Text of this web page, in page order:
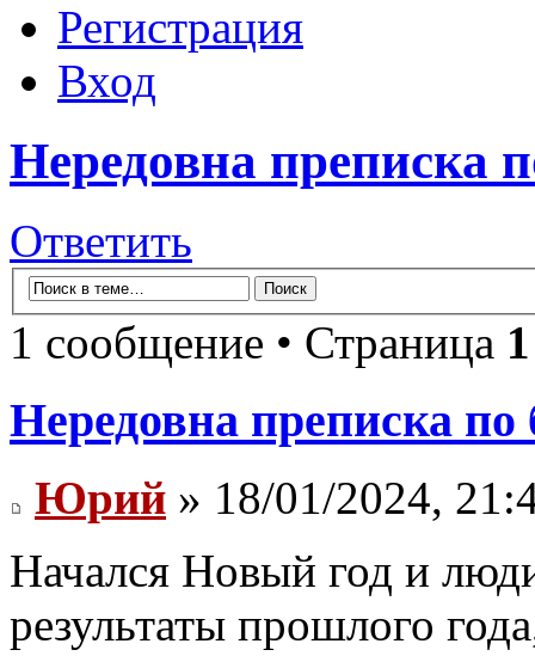
Регистрация
Вход
Нередовна преписка
Ответить
1 сообщение • Страница 1
Нередовна преписка по
Юрий » 18/01/2024,
Начался Новый год и
результаты прошлого